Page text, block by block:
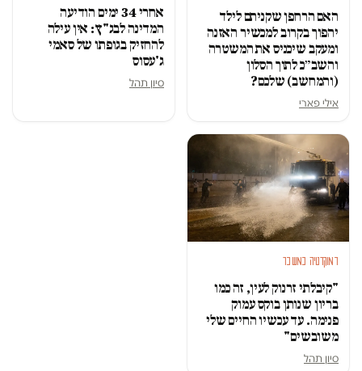
האם הרחפן שקניתם לילד
יהפוך בקרוב למכשיר האזנה
ומעקב שיכניס את המשטרה
והשב״כ לתוך הסלון
(והמחשב) שלכם?
אילי פארי
אחרי 34 ימים הודיעה
המדינה לבג"ץ: אין עילה
להחזיק בגופתו של סאמי
ג'עסוס
סיון תהל
דמוקרטיה במשבר
"קיבלתי זרנוק לעין, זה כמו
בריון שנותן בוקס עמוק
פנימה. עד עכשיו החיים שלי
משובשים"
סיון תהל